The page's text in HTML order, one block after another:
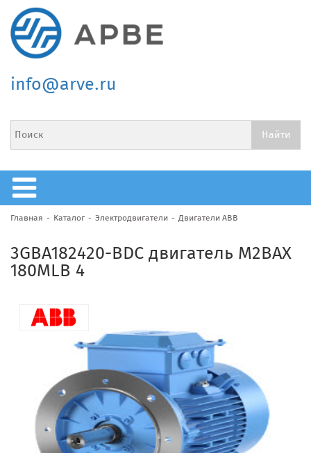
info@arve.ru
Главная Каталог Электродвигатели Двигатели ABB
3GBA182420-BDC двигатель M2BAX
180MLB 4